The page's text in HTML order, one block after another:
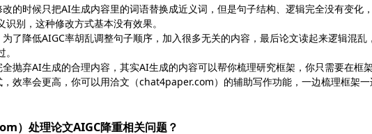
的时候只把AI生成内容里的词语替换成近义词，但是句子结构、逻辑完全没有变化
别，这种修改方式基本没有效果。
了降低AIGC率胡乱调整句子顺序，加入很多无关的内容，最后论文读起来逻辑混乱
抛弃AI生成的合理内容，其实AI生成的内容可以帮你梳理研究框架，你只需要在框
效率会更高，你可以用洽文（chat4paper.com）的辅助写作功能，一边梳理框架
）处理论文AIGC降重相关问题？